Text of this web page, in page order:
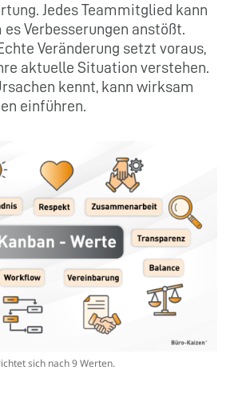
Jedes Teammitglied kann
es Verbesserungen anstößt.
Veränderung setzt voraus,
aktuelle Situation verstehen.
kennt, kann wirksam
einführen.
sich nach 9 Werten.